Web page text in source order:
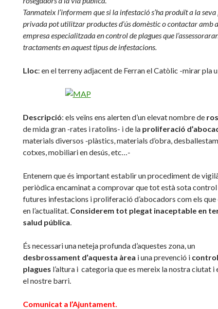
Tanmateix l’informem que si la infestació s’ha produït a la
privada pot utilitzar productes d’ús domèstic o contactar amb
empresa especialitzada en control de plagues que
tractaments en aquest tipus de infestacions.
Lloc: en el terreny adjacent de Ferran el Catòlic -mirar pla
Descripció: els veïns ens alerten d’un elevat nombre de
de mida gran -rates i ratolins- i de la proliferació
materials diversos -plàstics, materials d’obra,
cotxes, mobiliari en desús, etc…-
Entenem que és important establir un procediment de
periòdica encaminat a comprovar que tot està sota
futures infestacions i proliferació d’abocadors com els
en l’actualitat. Considerem tot plegat inaceptable en
salud pública
És necessari una neteja profunda d’aquestes zona, un
desbrossament d’aquesta àrea i unaprevenció i
plagues l’altura i categoria que es mereix la nostra ciutat i
el nostre barri.
Comunicat a l’Ajuntament.